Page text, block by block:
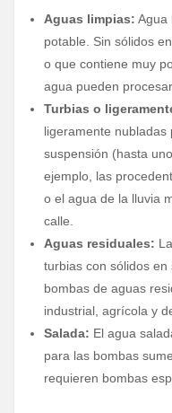
Aguas limpias: Agua
potable. Sin sólidos
o que contiene muy
agua pueden
Turbias o
ligeramente nubladas
suspensión (hasta
ejemplo, las
o el agua de la lluvia
calle.
Aguas residuales:
turbias con sólidos
bombas de aguas
industrial, agrícola y
Salada: El agua
para las bombas
requieren bombas